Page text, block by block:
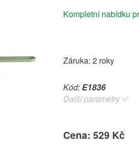
Kompletní nabídku
Záruka: 2 roky
Kód:E1836
Další parametry
Cena: 529 Kč